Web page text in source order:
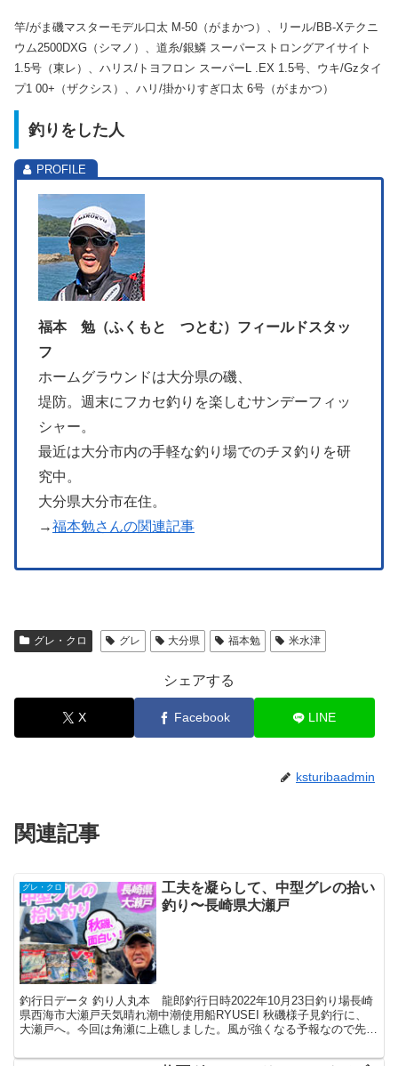
竿/がま磯マスターモデル口太 M-50（がまかつ）、リール/BB-Xテクニ
ウム2500DXG（シマノ）、道糸/銀鱗 スーパーストロングアイサイト
1.5号（東レ）、ハリス/トヨフロン スーパーL .EX 1.5号、ウキ/Gzタイ
プ1 00+（ザクシス）、ハリ/掛かりすぎ口太 6号（がまかつ）
釣りをした人
福本 勉（ふくもと つとむ）フィールドスタッ
フ
ホームグラウンドは大分県の磯、
堤防。週末にフカセ釣りを楽しむサンデーフィッ
シャー。
最近は大分市内の手軽な釣り場でのチヌ釣りを研
究中。
大分県大分市在住。
→福本勉さんの関連記事
グレ・クロ グレ 大分県 福本勉 米水津
シェアする
X Facebook LINE
ksturibaadmin
関連記事
グレ・クロ
工夫を凝らして、中型グレの拾い
釣り〜長崎県大瀬戸
釣行日データ 釣り人丸本 龍郎釣行日時2022年10月23日釣り場長崎
県西海市大瀬戸天気晴れ潮中潮使用船RYUSEI 秋磯様子見釣行に、
大瀬戸へ。今回は角瀬に上礁しました。風が強くなる予報なので先端